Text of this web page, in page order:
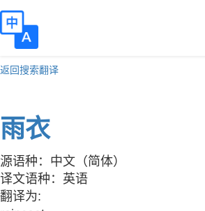
返回搜索翻译
雨衣
源语种：中文（简体）
译文语种：英语
翻译为: